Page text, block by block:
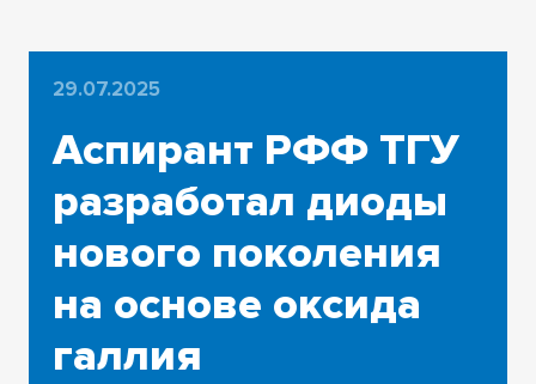
29.07.2025
Аспирант РФФ ТГУ
разработал диоды
нового поколения
на основе оксида
галлия